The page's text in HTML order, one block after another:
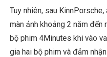
Tuy nhiên, sau
màn ảnh khoảng 2 năm
bộ phim 4Minutes khi vào
gia hai bộ phim và đảm